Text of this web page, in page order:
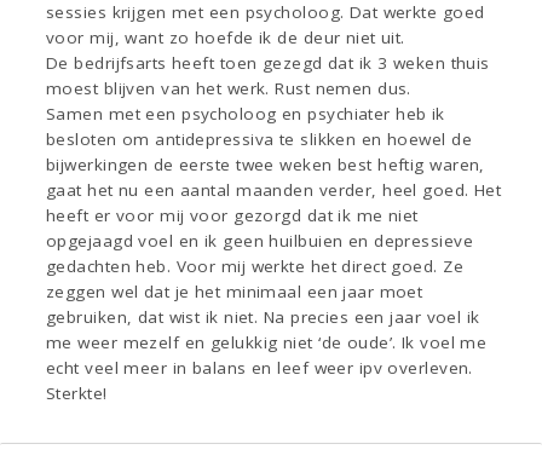
sessies krijgen met een psycholoog. Dat werkte goed
voor mij, want zo hoefde ik de deur niet uit.
De bedrijfsarts heeft toen gezegd dat ik 3 weken thuis
moest blijven van het werk. Rust nemen dus.
Samen met een psycholoog en psychiater heb ik
besloten om antidepressiva te slikken en hoewel de
bijwerkingen de eerste twee weken best heftig waren,
gaat het nu een aantal maanden verder, heel goed. Het
heeft er voor mij voor gezorgd dat ik me niet
opgejaagd voel en ik geen huilbuien en depressieve
gedachten heb. Voor mij werkte het direct goed. Ze
zeggen wel dat je het minimaal een jaar moet
gebruiken, dat wist ik niet. Na precies een jaar voel ik
me weer mezelf en gelukkig niet ‘de oude’. Ik voel me
echt veel meer in balans en leef weer ipv overleven.
Sterkte!